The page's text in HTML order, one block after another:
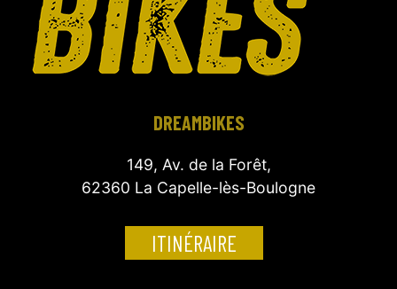
DREAMBIKES
149, Av. de la Forêt,
62360 La Capelle-lès-Boulogne
ITINÉRAIRE